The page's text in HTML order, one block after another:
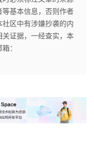
等基本信息，否则作者
区中有涉嫌抄袭的内
证据，一经查实，本
：